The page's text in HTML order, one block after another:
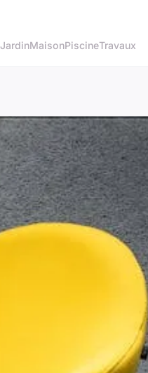
JardinMaisonPiscineTravaux